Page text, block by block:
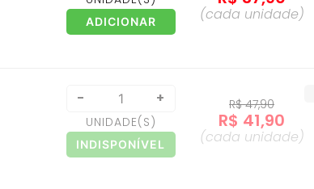
ADICIONAR (cada unidade)
- +
UNIDADE(S)
INDISPONÍVEL
R$ 47,90
R$ 41,90
(cada unidade)